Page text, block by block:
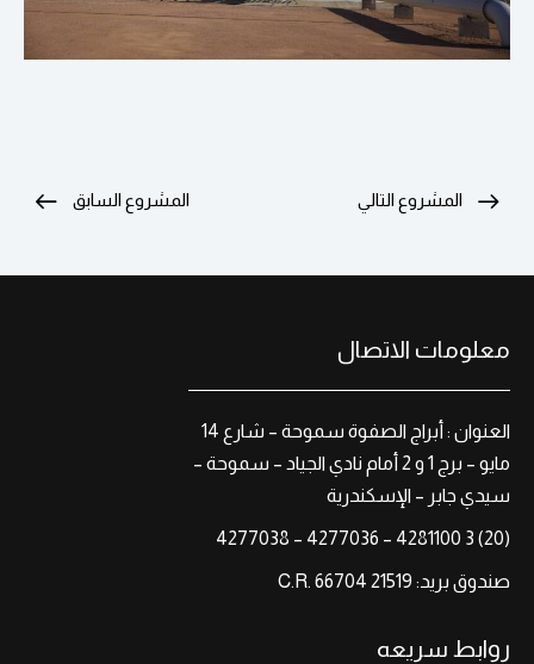
المشروع السابق المشروع التالي
معلومات الاتصال
العنوان : أبراج الصفوة سموحة – شارع 14
مايو – برج 1 و 2 أمام نادي الجياد – سموحة –
سيدي جابر – الإسكندرية
(20) 3 4281100 – 4277036 – 4277038
صندوق بريد: 21519 C.R. 66704
روابط سريعه